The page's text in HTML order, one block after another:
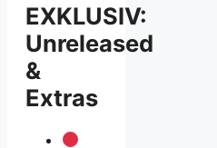
Erklärung
EXKLUSIV:
Unreleased
&
Extras